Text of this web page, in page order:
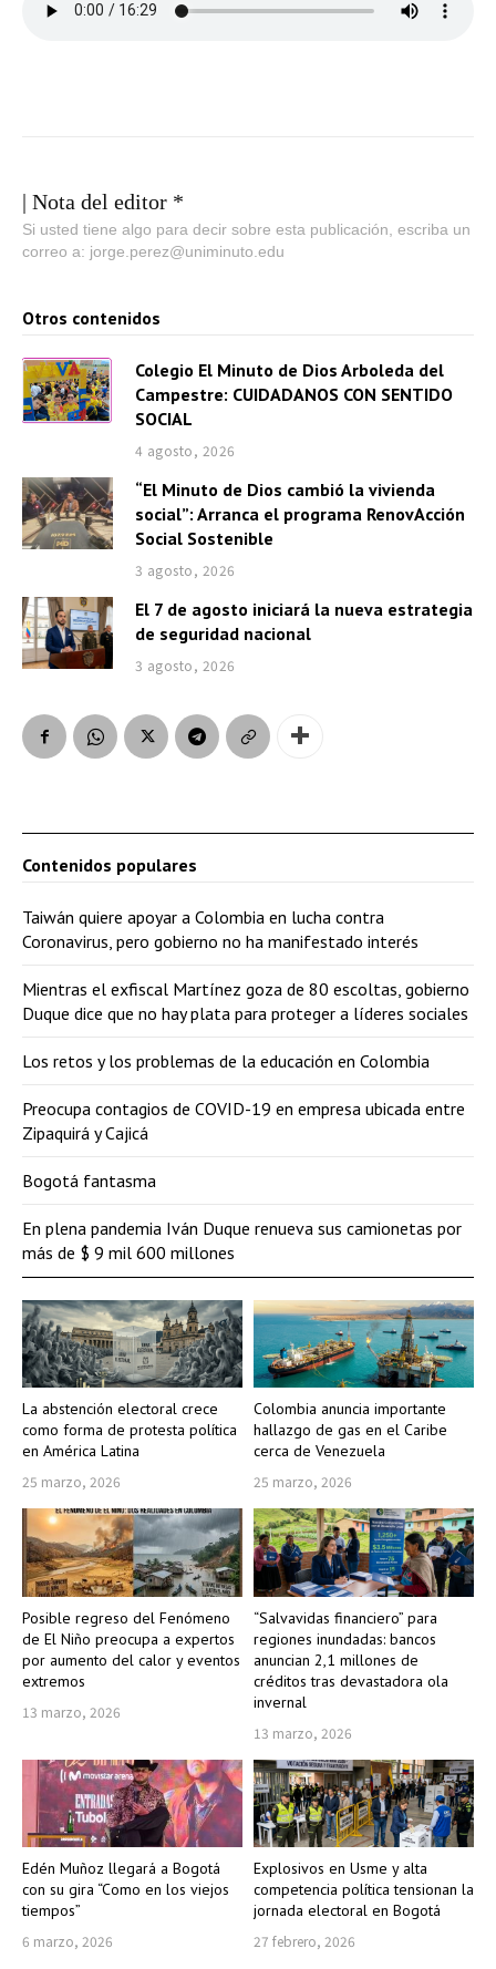
| Nota del editor *
Si usted tiene algo para decir sobre esta publicación, escriba un
correo a: jorge.perez@uniminuto.edu
Otros contenidos
Colegio El Minuto de Dios Arboleda del
Campestre: CUIDADANOS CON SENTIDO
SOCIAL
4 agosto, 2026
“El Minuto de Dios cambió la vivienda
social”: Arranca el programa RenovAcción
Social Sostenible
3 agosto, 2026
El 7 de agosto iniciará la nueva estrategia
de seguridad nacional
3 agosto, 2026
La abstención electoral crece
como forma de protesta política
en América Latina
25 marzo, 2026
Colombia anuncia importante
hallazgo de gas en el Caribe
cerca de Venezuela
25 marzo, 2026
Posible regreso del Fenómeno
de El Niño preocupa a expertos
por aumento del calor y eventos
extremos
13 marzo, 2026
“Salvavidas financiero” para
regiones inundadas: bancos
anuncian 2,1 millones de
créditos tras devastadora ola
invernal
13 marzo, 2026
Edén Muñoz llegará a Bogotá
con su gira “Como en los viejos
tiempos”
6 marzo, 2026
Explosivos en Usme y alta
competencia política tensionan la
jornada electoral en Bogotá
27 febrero, 2026
Contenidos populares
Taiwán quiere apoyar a Colombia en lucha contra
Coronavirus, pero gobierno no ha manifestado interés
Mientras el exfiscal Martínez goza de 80 escoltas, gobierno
Duque dice que no hay plata para proteger a líderes sociales
Los retos y los problemas de la educación en Colombia
Preocupa contagios de COVID-19 en empresa ubicada entre
Zipaquirá y Cajicá
Bogotá fantasma
En plena pandemia Iván Duque renueva sus camionetas por
más de $ 9 mil 600 millones